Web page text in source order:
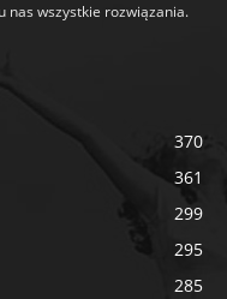
nas wszystkie rozwiązania.
370
361
299
295
285